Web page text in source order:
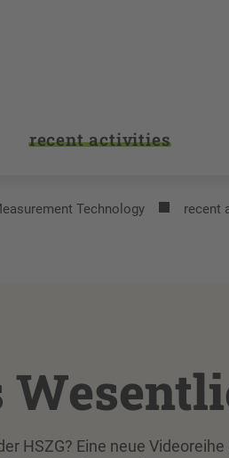
recent activities
Technology recent
HSZG? Eine neue